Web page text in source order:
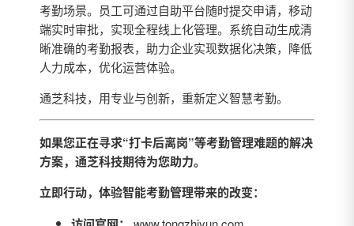
考勤场景。员工可通过自助平台随时提交申请，移动
端实时审批，实现全程线上化管理。系统自动生成清
晰准确的考勤报表，助力企业实现数据化决策，降低
人力成本，优化运营体验。
通芝科技，用专业与创新，重新定义智慧考勤。
如果您正在寻求“打卡后离岗”等考勤管理难题的解决
方案，通芝科技期待为您助力。
立即行动，体验智能考勤管理带来的改变：